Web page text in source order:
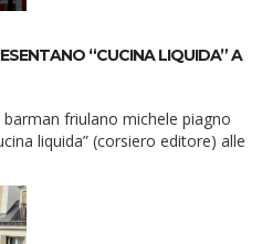
“CUCINA LIQUIDA” A
liquida” (corsiero editore) alle